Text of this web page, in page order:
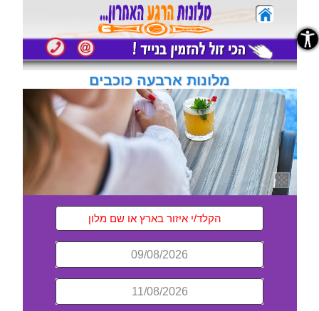
מלונות ארבעה כוכבים
09/08/2026
11/08/2026
נגישות